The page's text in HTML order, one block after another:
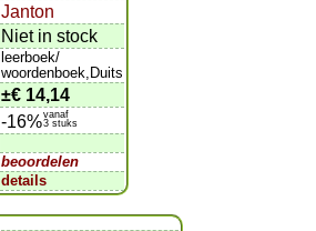
Janton
Niet in stock
leerboek/
woordenboek,Duits
±€ 14,14
-16%vanaf
3 stuks
beoordelen
details